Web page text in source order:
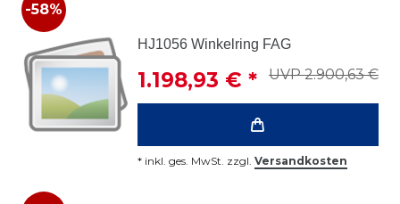
-58%
HJ1056 Winkelring FAG
UVP 2.900,63 €
1.198,93 € *
* inkl. ges. MwSt. zzgl. Versandkosten